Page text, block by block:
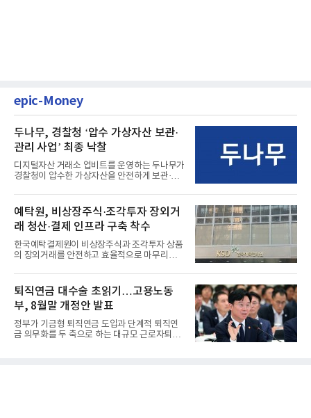
epic-Money
두나무, 경찰청 ‘압수 가상자산 보관·
관리 사업’ 최종 낙찰
디지털자산 거래소 업비트를 운영하는 두나무가
경찰청이 압수한 가상자산을 안전하게 보관·관
예탁원, 비상장주식·조각투자 장외거
래 청산·결제 인프라 구축 착수
한국예탁결제원이 비상장주식과 조각투자 상품
의 장외거래를 안전하고 효율적으로 마무리하기
퇴직연금 대수술 초읽기…고용노동
부, 8월말 개정안 발표
정부가 기금형 퇴직연금 도입과 단계적 퇴직연
금 의무화를 두 축으로 하는 대규모 근로자퇴직